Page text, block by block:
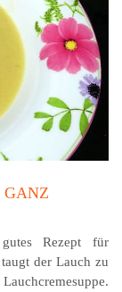
GANZ
Rezept für
der Lauch zu